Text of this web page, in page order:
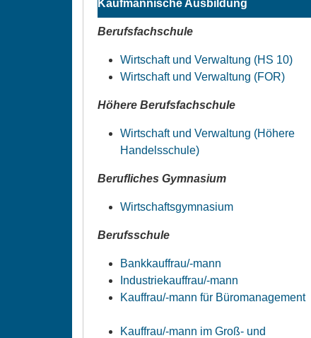
Kaufmännische Ausbildung
Berufsfachschule
Wirtschaft und Verwaltung (HS 10)
Wirtschaft und Verwaltung (FOR)
Höhere Berufsfachschule
Wirtschaft und Verwaltung (Höhere
Handelsschule)
Berufliches Gymnasium
Wirtschaftsgymnasium
Berufsschule
Bankkauffrau/-mann
Industriekauffrau/-mann
Kauffrau/-mann für Büromanagement
Kauffrau/-mann im Groß- und